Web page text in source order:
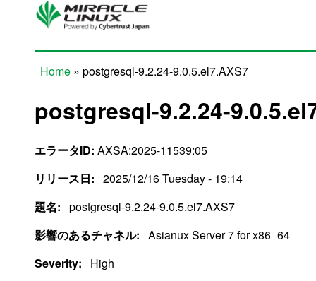
Skip to main content
Home » postgresql-9.2.24-9.0.5.el7.AXS7
postgresql-9.2.24-
エラータID: AXSA:2025-11539:05
リリース日: 2025/12/16 Tuesday - 19:14
題名: postgresql-9.2.24-9.0.5.el7.AXS7
影響のあるチャネル: Asianux Server 7 for x86_64
Severity:
High